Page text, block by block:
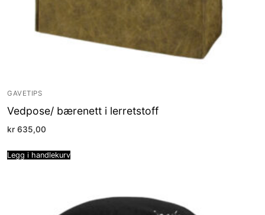
GAVETIPS
Vedpose/ bærenett i lerretstoff
kr 635,00
Legg i handlekurv